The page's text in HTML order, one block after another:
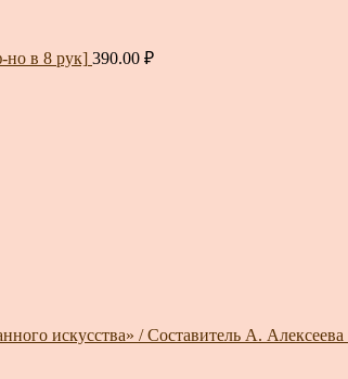
но в 8 рук] 390.00 ₽
искусства» / Составитель А. Алексеева